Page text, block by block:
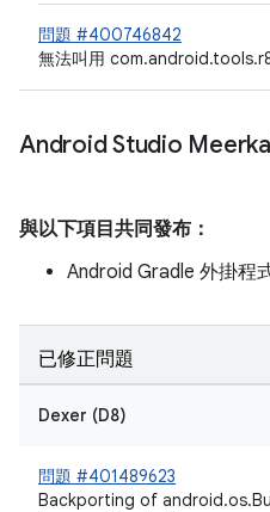
問題 #400746842
無法叫用
Android Studio
與以下項目共同發布：
Android Gradle 外掛程
已修正問題
Dexer (D8)
問題 #401489623
Backporting of